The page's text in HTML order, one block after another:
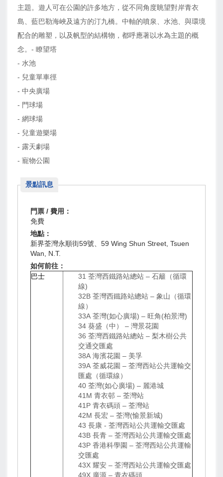
主題。遊人可在公園的許多地方，從不同角度眺望對岸青衣
島、藍巴勒海峽及遠方的汀九橋。中軸的噴泉、水池、與環境
配合的雕塑，以及帆型的結構物，都呼應著以水為主題的概
念。- 瞭望塔
- 水池
- 兒童單車徑
- 中央廣場
- 門球場
- 網球場
- 兒童遊樂場
- 露天劇場
- 寵物公園
景點訊息
門票 / 費用：
免費
地點：
新界荃灣永順街59號、59 Wing Shun Street, Tsuen
Wan, N.T.
如何前往：
巴士
31 荃灣西鐵路站總站 – 石籬（循環
線)
32B 荃灣西鐵路站總站 – 象山（循環
線）
33A 荃灣(如心廣場) – 旺角(柏景灣)
34 葵盛（中） – 灣景花園
36 荃灣西鐵路站總站 – 梨木樹公共
交通交匯處
38A 海濱花園 – 美孚
39A 荃威花園 – 荃灣西站公共運輸交
匯處（循環線）
40 荃灣(如心廣場) – 麗港城
41M 青衣邨 – 荃灣站
41P 青衣碼頭 – 荃灣站
42M 長宏 – 荃灣(愉景新城)
43 長康 - 荃灣西站公共運輸交匯處
43B 長青 – 荃灣西站公共運輸交匯處
43P 香港科學園 – 荃灣西站公共運輸
交匯處
43X 耀安 – 荃灣西站公共運輸交匯處
49X 廣源 – 青衣碼頭